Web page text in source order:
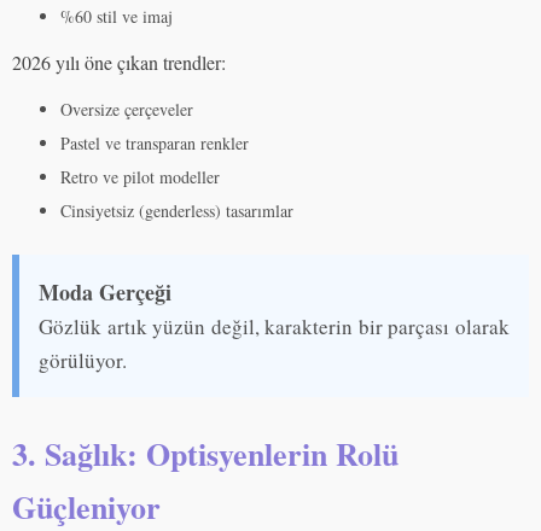
%60 stil ve imaj
2026 yılı öne çıkan trendler:
Oversize çerçeveler
Pastel ve transparan renkler
Retro ve pilot modeller
Cinsiyetsiz (genderless) tasarımlar
Moda Gerçeği
Gözlük artık yüzün değil, karakterin bir parçası olarak
görülüyor.
3. Sağlık: Optisyenlerin Rolü
Güçleniyor